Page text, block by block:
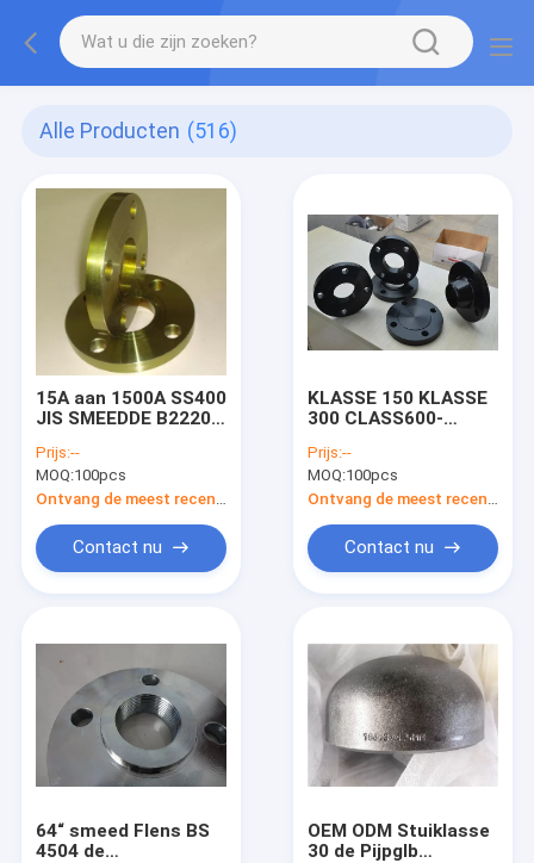
Alle Producten (516)
15A aan 1500A SS400
JIS SMEEDDE B2220
20K 30K FLENZEN
Prijs:--
MOQ:100pcs
Contact nu
KLASSE 150 KLASSE
300 CLASS600-
CLASS1500-Ansi
B16.5 Flenzen WN
paste ZO Blinde SW-
Flens in
Prijs:--
MOQ:100pcs
Contact nu
64“ smeed Flens BS
4504 de
OEM ODM Stuiklasse
30 de Pijpglb